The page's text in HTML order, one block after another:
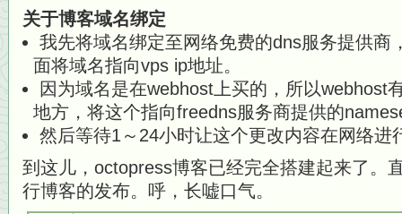
关于博客域名绑定
我先将域名绑定至网络免费的dns服务提供商
面将域名指向vps ip地址。
因为域名是在webhost上买的，所以webhost
地方，将这个指向freedns服务商提供的
然后等待1～24小时让这个更改内容在网络进
到这儿，octopress博客已经完全搭建起来了。
行博客的发布。呼，长嘘口气。